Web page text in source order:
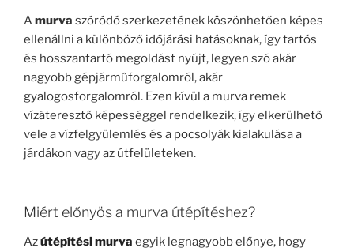
Amurva szóródó szerkezetének köszönhetően képes
ellenállni a különböző időjárási hatásoknak, így tartós
és hosszantartó megoldást nyújt, legyen szó akár
nagyobb gépjárműforgalomról, akár
gyalogosforgalomról. Ezen kívül a murva remek
vízáteresztő képességgel rendelkezik, így elkerülhető
vele a vízfelgyülemlés és a pocsolyák kialakulása a
járdákon vagy az útfelületeken.
Miért előnyös a murva útépítéshez?
Azútépítési murva egyik legnagyobb előnye, hogy